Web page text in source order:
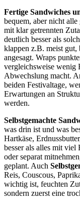
Fertige Sandwiches
bequem, aber nicht
mit klar getrennten
deutlich besser als
klappen z.B. meist gut,
angesagt. Wraps
vergleichsweise wenig
Abwechslung macht.
beiden Festivaltage,
Erwartungen an
werden.
Selbstgemachte
was drin ist und was
Hartkäse,
besser als alles mit viel
oder separat
geplant. Auch
Reis, Couscous,
wichtig ist, feuchten
sondern zuerst eine